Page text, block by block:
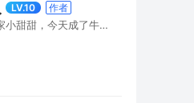
LV.10 作者
以前叫人家小甜甜，今天成了牛夫人